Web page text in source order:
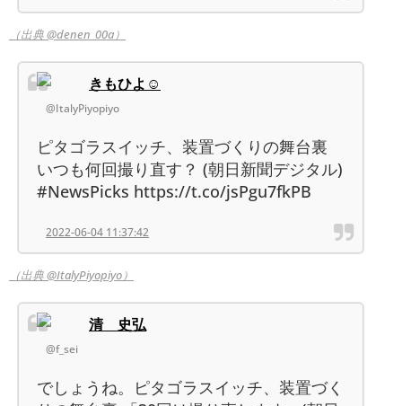
（出典 @denen_00a）
きもひよ☺️
@ItalyPiyopiyo
ピタゴラスイッチ、装置づくりの舞台裏
いつも何回撮り直す？ (朝日新聞デジタル)
#NewsPicks https://t.co/jsPgu7fkPB
2022-06-04 11:37:42
（出典 @ItalyPiyopiyo）
清 史弘
@f_sei
でしょうね。ピタゴラスイッチ、装置づく